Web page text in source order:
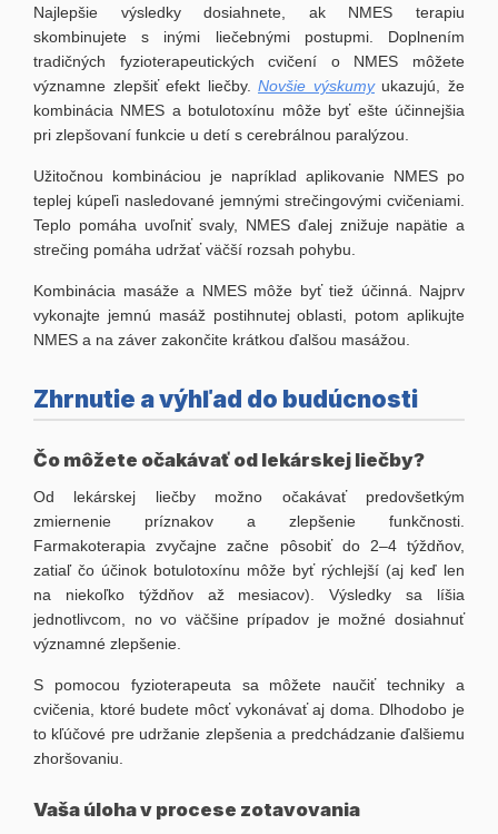
Najlepšie výsledky dosiahnete, ak NMES terapiu
skombinujete s inými liečebnými postupmi. Doplnením
tradičných fyzioterapeutických cvičení o NMES môžete
významne zlepšiť efekt liečby.Novšie výskumyukazujú, že
kombinácia NMES a botulotoxínu môže byť ešte účinnejšia
pri zlepšovaní funkcie u detí s cerebrálnou paralýzou.
Užitočnou kombináciou je napríklad aplikovanie NMES po
teplej kúpeľi nasledované jemnými strečingovými cvičeniami.
Teplo pomáha uvoľniť svaly, NMES ďalej znižuje napätie a
strečing pomáha udržať väčší rozsah pohybu.
Kombinácia masáže a NMES môže byť tiež účinná. Najprv
vykonajte jemnú masáž postihnutej oblasti, potom aplikujte
NMES a na záver zakončite krátkou ďalšou masážou.
Zhrnutie a výhľad do budúcnosti
Čo môžete očakávať od lekárskej liečby?
Od lekárskej liečby možno očakávať predovšetkým
zmiernenie príznakov a zlepšenie funkčnosti.
Farmakoterapia zvyčajne začne pôsobiť do 2–4 týždňov,
zatiaľ čo účinok botulotoxínu môže byť rýchlejší (aj keď len
na niekoľko týždňov až mesiacov). Výsledky sa líšia
jednotlivcom, no vo väčšine prípadov je možné dosiahnuť
významné zlepšenie.
S pomocou fyzioterapeuta sa môžete naučiť techniky a
cvičenia, ktoré budete môcť vykonávať aj doma. Dlhodobo je
to kľúčové pre udržanie zlepšenia a predchádzanie ďalšiemu
zhoršovaniu.
Vaša úloha v procese zotavovania